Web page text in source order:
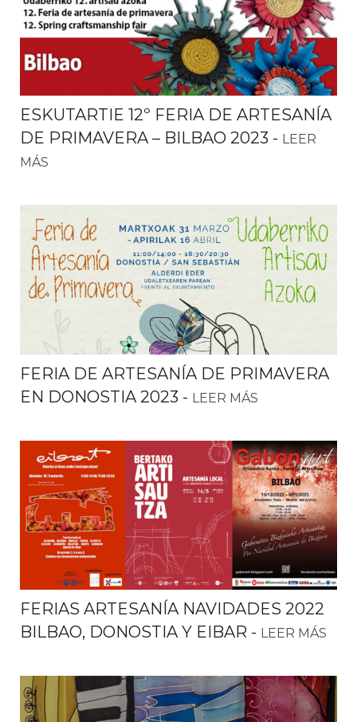
ESKUTARTIE 12º FERIA DE ARTESANÍA
DE PRIMAVERA – BILBAO 2023 - LEER
MÁS
FERIA DE ARTESANÍA DE PRIMAVERA
EN DONOSTIA 2023 - LEER MÁS
FERIAS ARTESANÍA NAVIDADES 2022
BILBAO, DONOSTIA Y EIBAR - LEER MÁS